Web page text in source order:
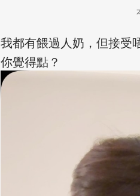
我都有餵過人奶，但接受
你覺得點？